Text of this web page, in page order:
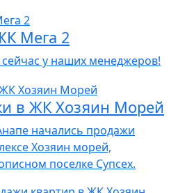
Мега 2
у наших менеджеров!
в ЖК Хозяин Морей
начались продажи
Хозяин морей,
поселке Супсех.